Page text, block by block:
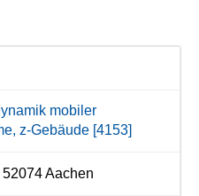
mobiler
z-Gebäude [4153]
Aachen